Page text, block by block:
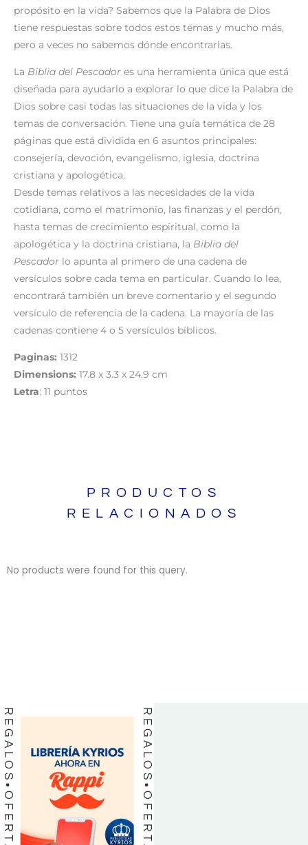
propósito en la vida? Sabemos que la Palabra de Dios
tiene respuestas sobre todos estos temas y mucho más,
pero a veces no sabemos dónde encontrarlas.
La Biblia del Pescador es una herramienta única que está
diseñada para ayudarlo a explorar lo que dice la Palabra de
Dios sobre casi todas las situaciones de la vida y los
temas de conversación. Tiene una guía temática de 28
páginas que está dividida en 6 asuntos principales:
consejería, devoción, evangelismo, iglesia, doctrina
cristiana y apologética.
Desde temas relativos a las necesidades de la vida
cotidiana, como el matrimonio, las finanzas y el perdón,
hasta temas de crecimiento espiritual, como la
apologética y la doctrina cristiana, la Biblia del
Pescador lo apunta al primero de una cadena de
versículos sobre cada tema en particular. Cuando lo lea,
encontrará también un breve comentario y el segundo
versículo de referencia de la cadena. La mayoría de las
cadenas contiene 4 o 5 versículos bíblicos.
Paginas: 1312
Dimensions: 17.8 x 3.3 x 24.9 cm
Letra: 11 puntos
PRODUCTOS
RELACIONADOS
No products were found for this query.
REGALOS
OFERTAS
REGALOS
OFERTAS